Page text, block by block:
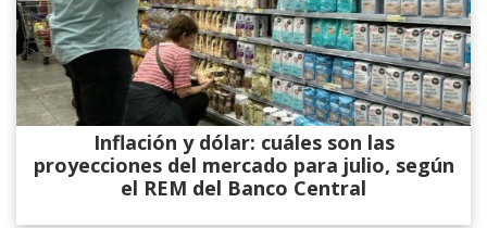
Inflación y dólar: cuáles son las
proyecciones del mercado para julio, según
el REM del Banco Central